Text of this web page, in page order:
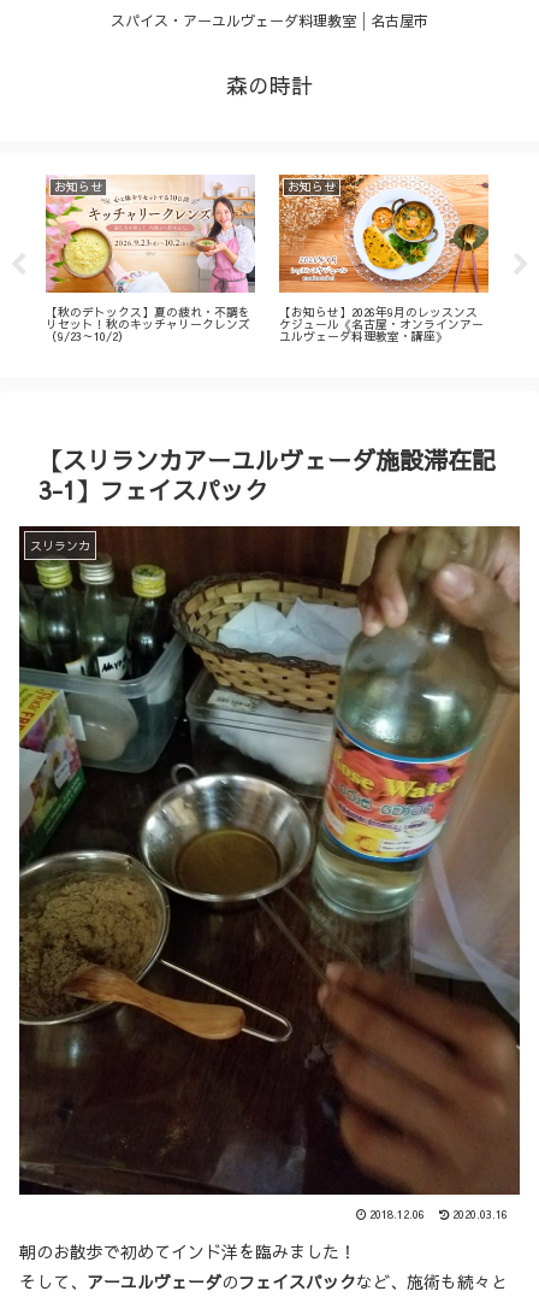
スパイス・アーユルヴェーダ料理教室│名古屋市
森の時計
お知らせ
【秋のデトックス】夏の疲れ・不調を
リセット！秋のキッチャリークレンズ
（9/23～10/2）
お知らせ
【お知らせ】2026年9月のレッスンス
ケジュール《名古屋・オンラインアー
ユルヴェーダ料理教室・講座》
【スリランカアーユルヴェーダ施設滞在記
3-1】フェイスパック
スリランカ
2018.12.06 2020.03.16
朝のお散歩で初めてインド洋を臨みました！
そして、 アーユルヴェーダのフェイスパックなど、施術も続々と